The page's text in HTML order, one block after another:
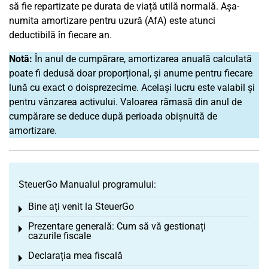
să fie repartizate pe durata de viață utilă normală. Așa-
numita amortizare pentru uzură (AfA) este atunci
deductibilă în fiecare an.
Notă: În anul de cumpărare, amortizarea anuală calculată
poate fi dedusă doar proporțional, și anume pentru fiecare
lună cu exact o doisprezecime. Același lucru este valabil și
pentru vânzarea activului. Valoarea rămasă din anul de
cumpărare se deduce după perioada obișnuită de
amortizare.
SteuerGo Manualul programului:
Bine ați venit la SteuerGo
Toggle menu
Prezentare generală: Cum să vă gestionați
cazurile fiscale
Toggle menu
Declarația mea fiscală
Toggle menu